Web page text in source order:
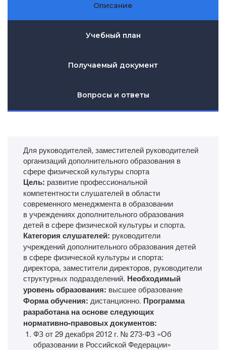
Описание
Учебный план
Получаемый документ
Вопросы и ответы
Для руководителей, заместителей руководителей
организаций дополнительного образования в
сфере физической культуры спорта
Цель: развитие профессиональной
компетентности слушателей в области
современного менеджмента в образовании
в учреждениях дополнительного образования
детей в сфере физической культуры и спорта.
Категория слушателей: руководители
учреждений дополнительного образования детей
в сфере физической культуры и спорта:
директора, заместители директоров, руководители
структурных подразделений. Необходимый
уровень образования: высшее образование
Форма обучения: дистанционно. Программа
разработана на основе следующих
нормативно-правовых документов:
ФЗ от 29 декабря 2012 г. № 273-ФЗ «Об
образовании в Российской Федерации»